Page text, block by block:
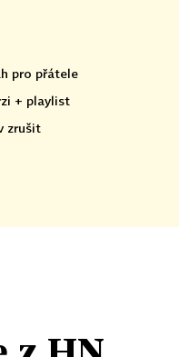
pro přátele
+ playlist
zrušit